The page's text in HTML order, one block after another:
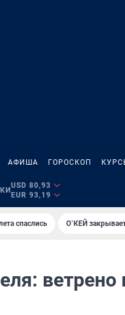
АФИША ГОРОСКОП
USD 80,93
EUR 93,19
спаслись О`КЕЙ
ветрено